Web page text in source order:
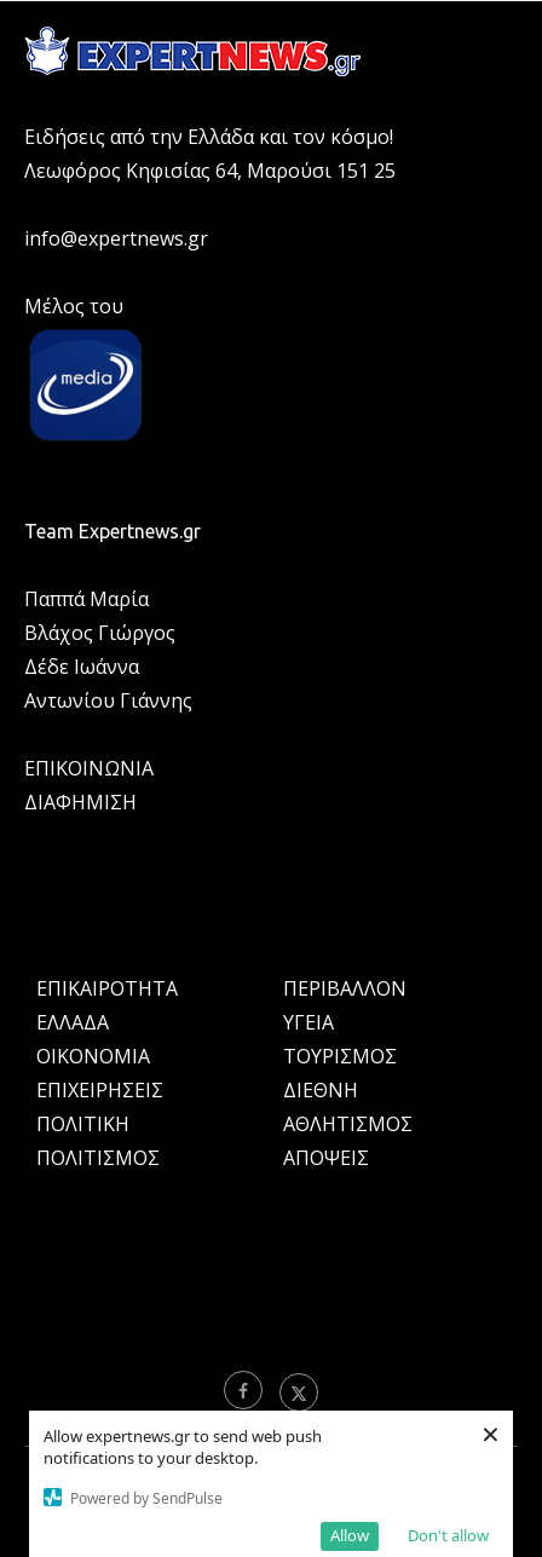
Allow expertnews.gr to send web push
notifications to your desktop.
Powered by SendPulse
Don't allow
Allow
×
Ειδήσεις από την Ελλάδα και τον κόσμο!
Λεωφόρος Κηφισίας 64, Μαρούσι 151 25
info@expertnews.gr
Μέλος του
Team Expertnews.gr
Παππά Μαρία
Βλάχος Γιώργος
Δέδε Ιωάννα
Αντωνίου Γιάννης
ΕΠΙΚΟΙΝΩΝΙΑ
ΔΙΑΦΗΜΙΣΗ
ΕΠΙΚΑΙΡΟΤΗΤΑ
ΕΛΛΑΔΑ
OIKONOMIA
ΕΠΙΧΕΙΡΗΣΕΙΣ
ΠΟΛΙΤΙΚΗ
ΠΟΛΙΤΙΣΜΟΣ
ΠΕΡΙΒΑΛΛΟΝ
ΥΓΕΙΑ
ΤΟΥΡΙΣΜΟΣ
ΔΙΕΘΝΗ
ΑΘΛΗΤΙΣΜΟΣ
ΑΠΟΨΕΙΣ